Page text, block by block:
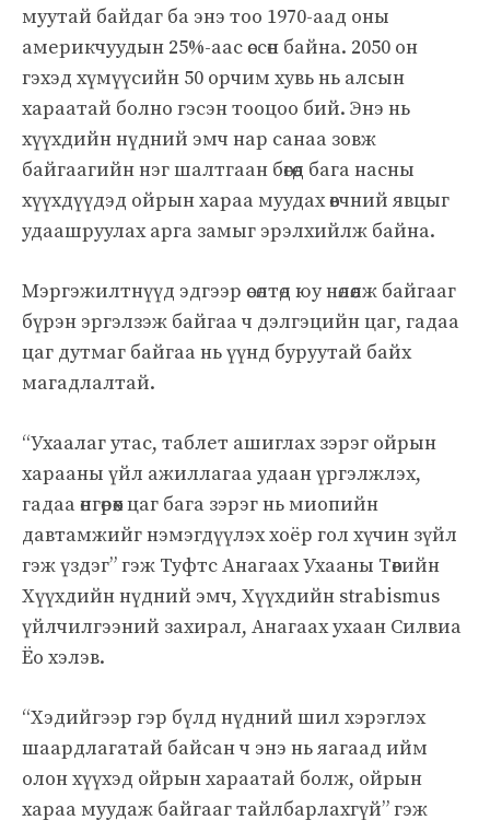
муутай байдаг ба энэ тоо 1970-аад оны
америкчуудын 25%-аас өссөн байна. 2050 он
гэхэд хүмүүсийн 50 орчим хувь нь алсын
хараатай болно гэсэн тооцоо бий. Энэ нь
хүүхдийн нүдний эмч нар санаа зовж
байгаагийн нэг шалтгаан бөгөөд бага насны
хүүхдүүдэд ойрын хараа муудах өвчний явцыг
удаашруулах арга замыг эрэлхийлж байна.
Мэргэжилтнүүд эдгээр өсөлтөд юу нөлөөлж байгааг
бүрэн эргэлзэж байгаа ч дэлгэцийн цаг, гадаа
цаг дутмаг байгаа нь үүнд буруутай байх
магадлалтай.
“Ухаалаг утас, таблет ашиглах зэрэг ойрын
харааны үйл ажиллагаа удаан үргэлжлэх,
гадаа өнгөрөөх цаг бага зэрэг нь миопийн
давтамжийг нэмэгдүүлэх хоёр гол хүчин зүйл
гэж үздэг” гэж Туфтс Анагаах Ухааны Төвийн
Хүүхдийн нүдний эмч, Хүүхдийн strabismus
үйлчилгээний захирал, Анагаах ухаан Силвиа
Ёо хэлэв.
“Хэдийгээр гэр бүлд нүдний шил хэрэглэх
шаардлагатай байсан ч энэ нь яагаад ийм
олон хүүхэд ойрын хараатай болж, ойрын
хараа муудаж байгааг тайлбарлахгүй” гэж